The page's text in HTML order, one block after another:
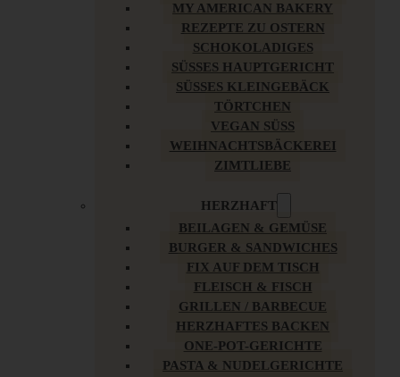
MY AMERICAN BAKERY
REZEPTE ZU OSTERN
SCHOKOLADIGES
SÜSSES HAUPTGERICHT
SÜSSES KLEINGEBÄCK
TÖRTCHEN
VEGAN SÜSS
WEIHNACHTSBÄCKEREI
ZIMTLIEBE
HERZHAFT
BEILAGEN & GEMÜSE
BURGER & SANDWICHES
FIX AUF DEM TISCH
FLEISCH & FISCH
GRILLEN / BARBECUE
HERZHAFTES BACKEN
ONE-POT-GERICHTE
PASTA & NUDELGERICHTE